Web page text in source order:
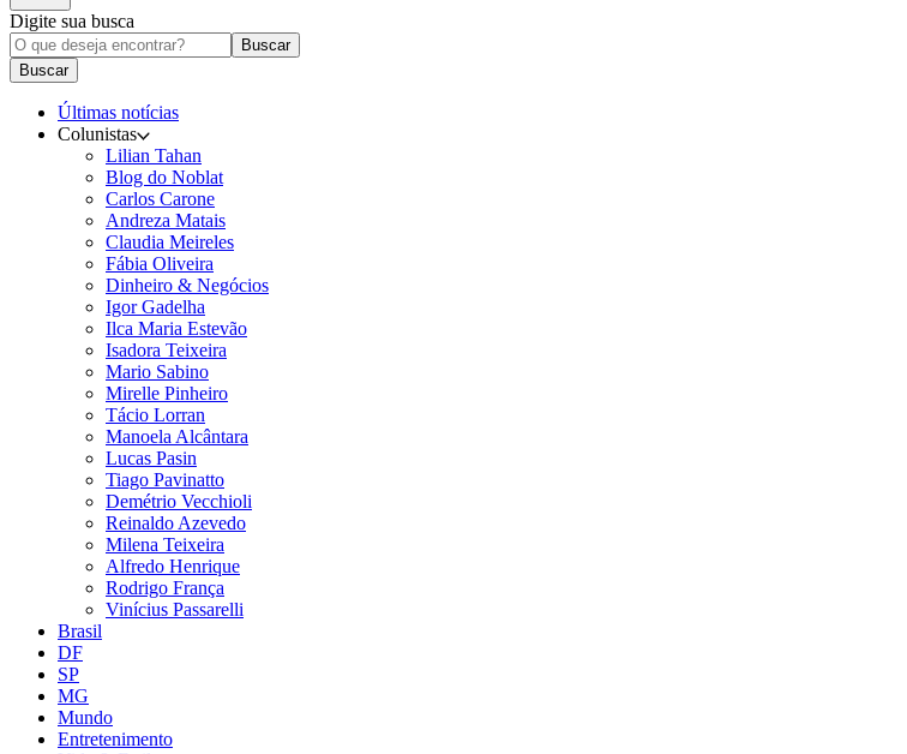
Digite sua busca
Buscar
Buscar
Últimas notícias
Colunistas
Lilian Tahan
Blog do Noblat
Carlos Carone
Andreza Matais
Claudia Meireles
Fábia Oliveira
Dinheiro & Negócios
Igor Gadelha
Ilca Maria Estevão
Isadora Teixeira
Mario Sabino
Mirelle Pinheiro
Tácio Lorran
Manoela Alcântara
Lucas Pasin
Tiago Pavinatto
Demétrio Vecchioli
Reinaldo Azevedo
Milena Teixeira
Alfredo Henrique
Rodrigo França
Vinícius Passarelli
Brasil
DF
SP
MG
Mundo
Entretenimento